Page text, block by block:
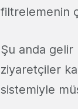
filtrelemenin
Şu anda gelir
ziyaretçiler
sistemiyle